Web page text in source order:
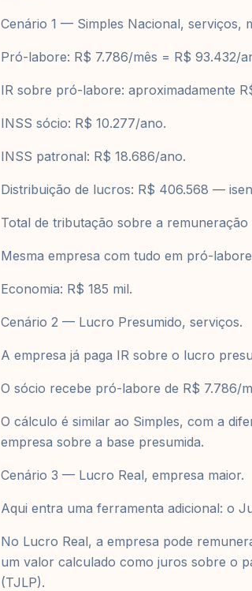
Cenário 1 — Simples Nacional, serviços,
Pró-labore: R$ 7.786/mês = R$ 93.432/
IR sobre pró-labore: aproximadamente
INSS sócio: R$ 10.277/ano.
INSS patronal: R$ 18.686/ano.
Distribuição de lucros: R$ 406.568 —
Total de tributação sobre a
Mesma empresa com tudo em pró-
Economia: R$ 185 mil.
Cenário 2 — Lucro Presumido, serviços.
A empresa já paga IR sobre o lucro
O sócio recebe pró-labore de R$ 7.786/
O cálculo é similar ao Simples, com a
empresa sobre a base presumida.
Cenário 3 — Lucro Real, empresa maior.
Aqui entra uma ferramenta adicional: o
No Lucro Real, a empresa pode
um valor calculado como juros sobre o
(TJLP).